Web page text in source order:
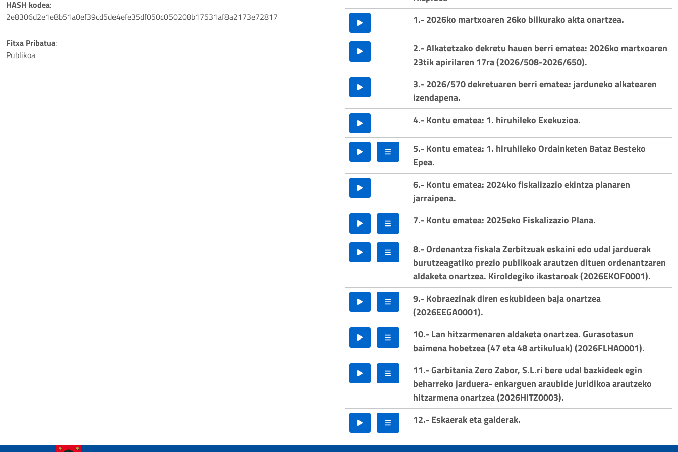
HASH kodea:
2e8306d2e1e8b51a0ef39cd5de4efe35df050c050208b17531af8a2173e72817
Fitxa Pribatua:
Publikoa
1.- 2026ko martxoaren 26ko bilkurako akta onartzea.
2.- Alkatetzako dekretu hauen berri ematea: 2026ko martxoaren
23tik apirilaren 17ra (2026/508-2026/650).
3.- 2026/570 dekretuaren berri ematea: jarduneko alkatearen
izendapena.
4.- Kontu ematea: 1. hiruhileko Exekuzioa.
5.- Kontu ematea: 1. hiruhileko Ordainketen Bataz Besteko
Epea.
6.- Kontu ematea: 2024ko fiskalizazio ekintza planaren
jarraipena.
7.- Kontu ematea: 2025eko Fiskalizazio Plana.
8.- Ordenantza fiskala Zerbitzuak eskaini edo udal jarduerak
burutzeagatiko prezio publikoak arautzen dituen ordenantzaren
aldaketa onartzea. Kiroldegiko ikastaroak (2026EKOF0001).
9.- Kobraezinak diren eskubideen baja onartzea
(2026EEGA0001).
10.- Lan hitzarmenaren aldaketa onartzea. Gurasotasun
baimena hobetzea (47 eta 48 artikuluak) (2026FLHA0001).
11.- Garbitania Zero Zabor, S.L.ri bere udal bazkideek egin
beharreko jarduera- enkarguen araubide juridikoa arautzeko
hitzarmena onartzea (2026HITZ0003).
12.- Eskaerak eta galderak.